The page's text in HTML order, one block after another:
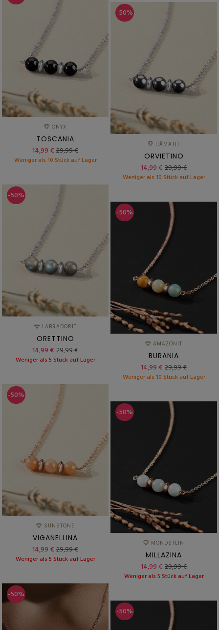
ONYX
TOSCANIA
14,99 € 29,99 €
Weniger als 10 Stück auf Lager
-50%
HÄMATIT
ORVIETINO
14,99 € 29,99 €
Weniger als 10 Stück auf Lager
-50%
LABRADORIT
ORETTINO
14,99 € 29,99 €
Weniger als 5 Stück auf Lager
-50%
AMAZONIT
BURANIA
14,99 € 29,99 €
Weniger als 10 Stück auf Lager
-50%
SUNSTONE
VIGANELLINA
14,99 € 29,99 €
Weniger als 5 Stück auf Lager
-50%
MONDSTEIN
MILLAZINA
14,99 € 29,99 €
Weniger als 5 Stück auf Lager
-50%
-50%